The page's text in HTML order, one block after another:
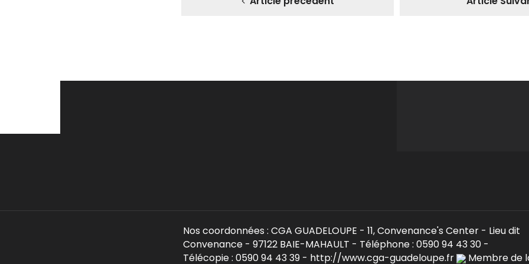
Nos coordonnées : CGA GUADELOUPE - 11, Convenance's Center - Lieu dit
Convenance - 97122 BAIE-MAHAULT - Téléphone : 0590 94 43 30 -
Télécopie : 0590 94 43 39 - http://www.cga-guadeloupe.fr
Membre de